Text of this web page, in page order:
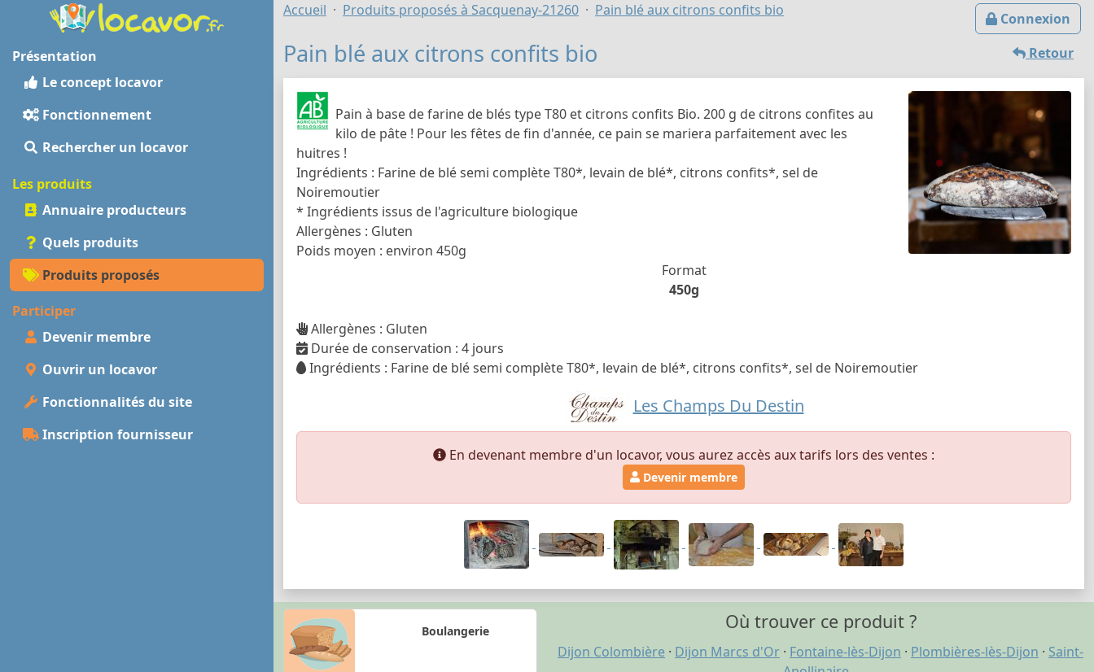
Présentation
Le concept locavor
Fonctionnement
Rechercher un locavor
Les produits
Annuaire producteurs
Quels produits
Produits proposés
Participer
Devenir membre
Ouvrir un locavor
Fonctionnalités du site
Inscription fournisseur
Connexion
Accueil Produits proposés à Sacquenay-21260 Pain blé aux citrons confits bio
Retour
Pain blé aux citrons confits bio
Pain à base de farine de blés type T80 et citrons confits Bio. 200 g de citrons confites au
kilo de pâte ! Pour les fêtes de fin d'année, ce pain se mariera parfaitement avec les
huitres !
Ingrédients : Farine de blé semi complète T80*, levain de blé*, citrons confits*, sel de
Noiremoutier
* Ingrédients issus de l'agriculture biologique
Allergènes : Gluten
Poids moyen : environ 450g
Format
450g
Allergènes : Gluten
Durée de conservation : 4 jours
Ingrédients : Farine de blé semi complète T80*, levain de blé*, citrons confits*, sel de Noiremoutier
Les Champs Du Destin
En devenant membre d'un locavor, vous aurez accès aux tarifs lors des ventes :
Devenir membre
Boulangerie Où trouver ce produit ?
Dijon Colombière · Dijon Marcs d'Or · Fontaine-lès-Dijon · Plombières-lès-Dijon · Saint-